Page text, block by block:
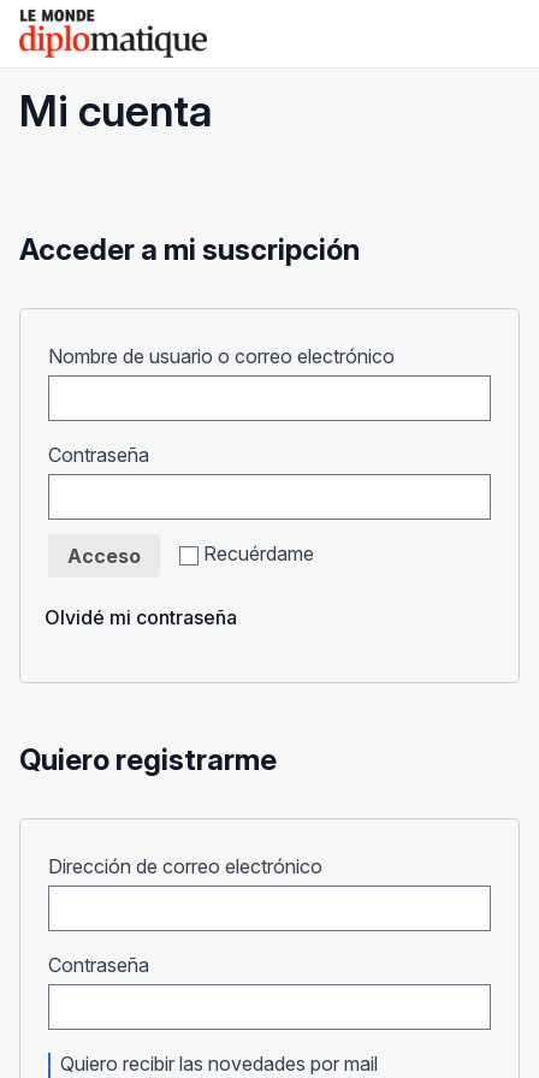
Skip
content
Le monde diplomatique
Mi cuenta
Acceder a mi suscripción
Nombre de usuario o correo electrónico
Contraseña
Recuérdame
Acceso
Olvidé mi contraseña
Quiero registrarme
Dirección de correo electrónico
Contraseña
Quiero recibir las novedades por mail